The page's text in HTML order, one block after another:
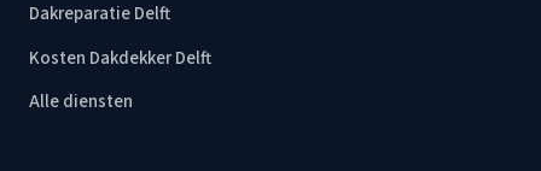
Dakreparatie Delft
Kosten Dakdekker Delft
Alle diensten